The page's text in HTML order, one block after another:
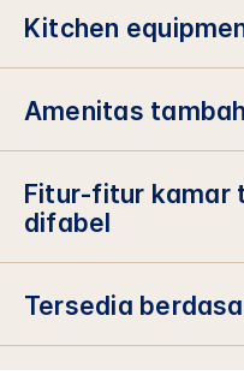
Kitchen
Amenitas
Fitur-fitur kamar
difabel
Tersedia